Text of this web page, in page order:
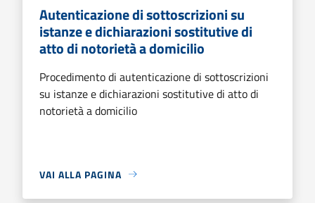
Autenticazione di sottoscrizioni su
istanze e dichiarazioni sostitutive di
atto di notorietà a domicilio
Procedimento di autenticazione di sottoscrizioni
su istanze e dichiarazioni sostitutive di atto di
notorietà a domicilio
VAI ALLA PAGINA